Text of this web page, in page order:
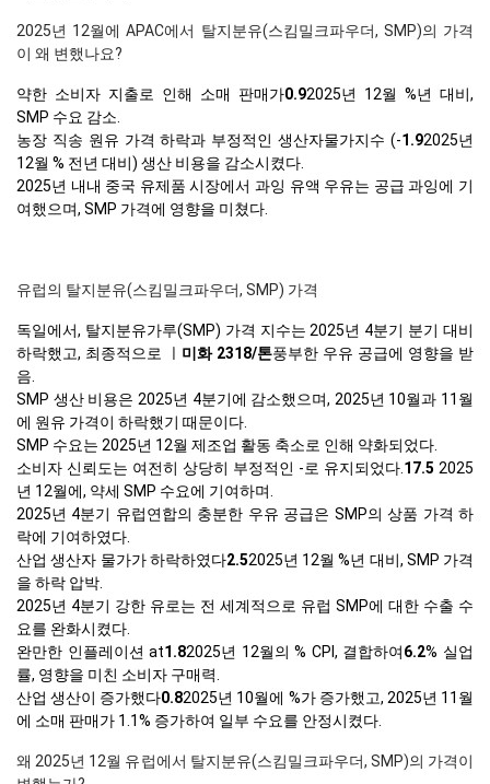
2025년 12월에 APAC에서 탈지분유(스킴밀크파우더, SMP)의 가격
이 왜 변했나요?
약한 소비자 지출로 인해 소매 판매가0.92025년 12월 %년 대비,
SMP 수요 감소.
농장 직송 원유 가격 하락과 부정적인 생산자물가지수 (-1.92025년
12월 % 전년 대비) 생산 비용을 감소시켰다.
2025년 내내 중국 유제품 시장에서 과잉 유액 우유는 공급 과잉에 기
여했으며, SMP 가격에 영향을 미쳤다.
유럽의 탈지분유(스킴밀크파우더, SMP) 가격
독일에서, 탈지분유가루(SMP) 가격 지수는 2025년 4분기 분기 대비
하락했고, 최종적으로 ㅣ 미화 2318/톤풍부한 우유 공급에 영향을 받
음.
SMP 생산 비용은 2025년 4분기에 감소했으며, 2025년 10월과 11월
에 원유 가격이 하락했기 때문이다.
SMP 수요는 2025년 12월 제조업 활동 축소로 인해 약화되었다.
소비자 신뢰도는 여전히 상당히 부정적인 -로 유지되었다. 17.5 2025
년 12월에, 약세 SMP 수요에 기여하며.
2025년 4분기 유럽연합의 충분한 우유 공급은 SMP의 상품 가격 하
락에 기여하였다.
산업 생산자 물가가 하락하였다2.52025년 12월 %년 대비, SMP 가격
을 하락 압박.
2025년 4분기 강한 유로는 전 세계적으로 유럽 SMP에 대한 수출 수
요를 완화시켰다.
완만한 인플레이션 at1.82025년 12월의 % CPI, 결합하여6.2% 실업
률, 영향을 미친 소비자 구매력.
산업 생산이 증가했다0.82025년 10월에 %가 증가했고, 2025년 11월
에 소매 판매가 1.1% 증가하여 일부 수요를 안정시켰다.
왜 2025년 12월 유럽에서 탈지분유(스킴밀크파우더, SMP)의 가격이